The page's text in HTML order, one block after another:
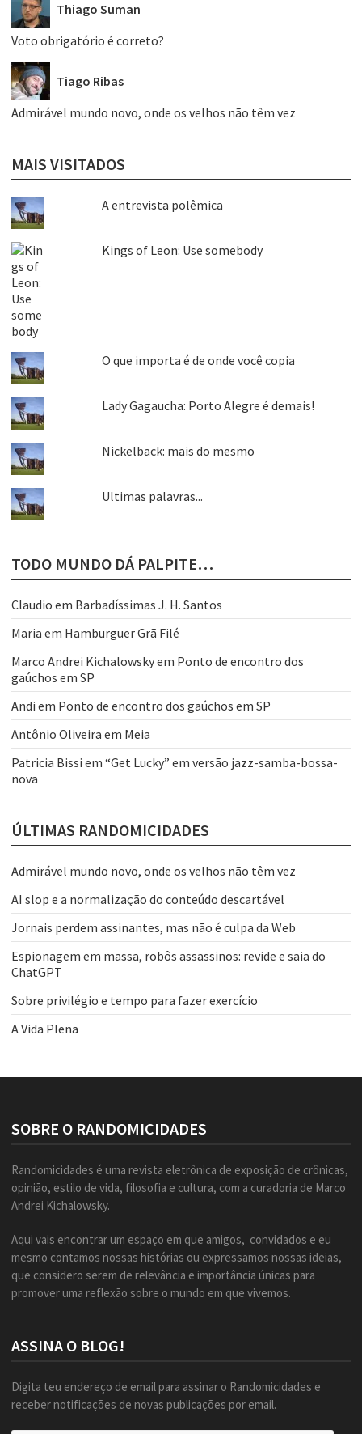
Thiago Suman
Voto obrigatório é correto?
Tiago Ribas
Admirável mundo novo, onde os velhos não têm vez
MAIS VISITADOS
A entrevista polêmica
Kings of Leon: Use somebody
O que importa é de onde você copia
Lady Gagaucha: Porto Alegre é demais!
Nickelback: mais do mesmo
Ultimas palavras...
TODO MUNDO DÁ PALPITE…
Claudio em Barbadíssimas J. H. Santos
Maria em Hamburguer Grã Filé
Marco Andrei Kichalowskyem Ponto de encontro dos
gaúchos em SP
Andi em Ponto de encontro dos gaúchos em SP
Antônio Oliveira em Meia
Patricia Bissi em “Get Lucky” em versão jazz-samba-bossa-
nova
ÚLTIMAS RANDOMICIDADES
Admirável mundo novo, onde os velhos não têm vez
AI slop e a normalização do conteúdo descartável
Jornais perdem assinantes, mas não é culpa da Web
Espionagem em massa, robôs assassinos: revide e saia do
ChatGPT
Sobre privilégio e tempo para fazer exercício
A Vida Plena
SOBRE O RANDOMICIDADES
Randomicidades é uma revista eletrônica de exposição de crônicas,
opinião, estilo de vida, filosofia e cultura, com a curadoria de Marco
Andrei Kichalowsky.
Aqui vais encontrar um espaço em que amigos, convidados e eu
mesmo contamos nossas histórias ou expressamos nossas ideias,
que considero serem de relevância e importância únicas para
promover uma reflexão sobre o mundo em que vivemos.
ASSINA O BLOG!
Digita teu endereço de email para assinar o Randomicidades e
receber notificações de novas publicações por email.